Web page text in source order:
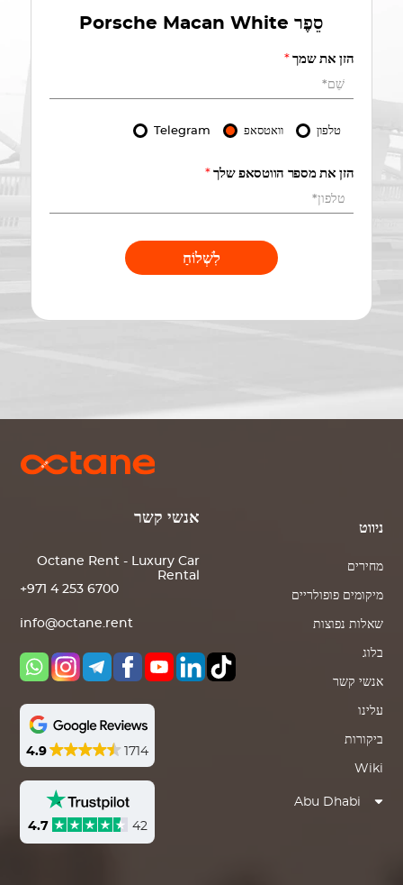
סֵפֶר Porsche Macan White
הזן את שמך*
טלפון וואטסאפ Telegram
הזן את מספר הווטסאפ שלך*
לִשְׁלוֹחַ
אנשי קשר
Octane Rent - Luxury Car
Rental
+971 4 253 6700
info@octane.rent
4.9 1714
4.7 42
ניווט
מחירים
מיקומים פופולריים
שאלות נפוצות
בלוג
אנשי קשר
עלינו
ביקורות
Wiki
Abu Dhabi